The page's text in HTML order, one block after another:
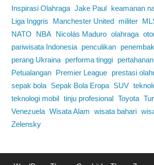
Inspirasi Olahraga Jake Paul
keamanan
Liga Inggris
Manchester United militer
NATO
NBA Nicolás Maduro olahraga
pariwisata Indonesia
penculikan
perang Ukraina
performa tinggi
Petualangan
Premier League prestasi
sepak bola
Sepak Bola Eropa SUV
teknologi mobil tinju profesional Toyota
Venezuela Wisata Alam wisata bahari
Zelensky